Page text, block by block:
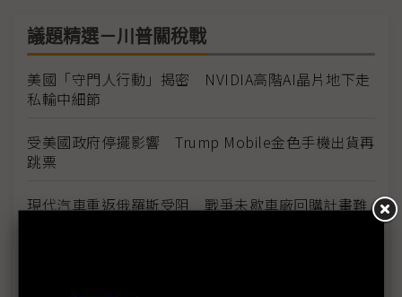
議題精選－川普關稅戰
美國「守門人行動」揭密 NVIDIA高階AI晶片地下走
私輸中細節
受美國政府停擺影響 Trump Mobile金色手機出貨再
跳票
現代汽車重返俄羅斯受阻 戰爭未歇車廠回購計畫難